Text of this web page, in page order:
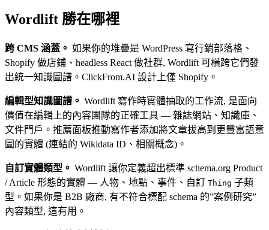
Wordlift 勝在哪裡
跨 CMS 涵蓋。 如果你的堆疊是 WordPress 寫行銷部落格、
Shopify 做店鋪、headless React 做社群, Wordlift 可橫跨它們發
出統一知識圖譜。ClickFrom.AI 設計上僅 Shopify。
編輯型知識圖譜。 Wordlift 寫作時實體抽取的工作流, 是面向
價值在編輯上的內容團隊的正確工具 — 雜誌網站、知識庫、
文件門戶。推薦面板推動寫作者添加將文章拔高到更豐富語意
圖的實體 (連結的 Wikidata ID、相關概念)。
自訂實體類型。 Wordlift 讓你定義超出標準 schema.org Product
/ Article 形態的實體 — 人物、地點、事件、自訂 Thing 子類
型。如果你是 B2B 廠商, 有不符合標配 schema 的”案例研究”
內容類型, 這有用。